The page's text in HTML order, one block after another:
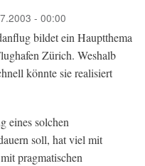
- 00:00
bildet ein Hauptthema
Zürich. Weshalb
könnte sie realisiert
eines solchen
soll, hat viel mit
pragmatischen